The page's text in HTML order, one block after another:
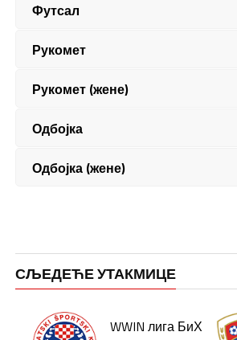
Футсал
Рукомет
Рукомет (жене)
Одбојка
Одбојка (жене)
СЉЕДЕЋЕ УТАКМИЦЕ
WWIN лига БиХ